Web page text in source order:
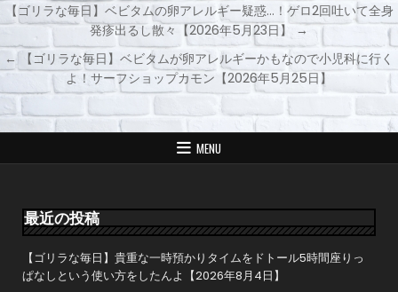
投
稿
ナ
ビ
ー
シ
ョ
【ゴリラな毎日】ベビタムの卵アレルギー疑惑…！ゲロ2回吐いて全身
発疹出るし散々【2026年5月23日】 →
← 【ゴリラな毎日】ベビタムが卵アレルギーかもなので小児科に行く
よ！サーフショップカモン【2026年5月25日】
MENU
最近の投稿
【ゴリラな毎日】貴重な一時預かりタイムをドトール5時間座りっ
ぱなしという使い方をしたんよ【2026年8月4日】